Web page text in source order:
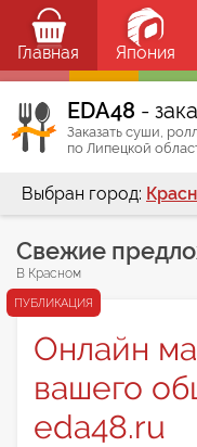
Главная Япония
ЕDA48 -
Заказать суши,
по Липецкой
Выбран город:
Свежие
В Красном
ПУБЛИКАЦИЯ
Онлайн
вашего
eda48.ru